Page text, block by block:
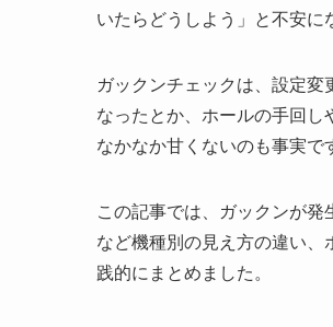
いたらどうしよう」と不安に
ガックンチェックは、設定変
なったとか、ホールの手回
なかなか甘くないのも事実で
この記事では、ガックンが
など機種別の見え方の違い
践的にまとめました。